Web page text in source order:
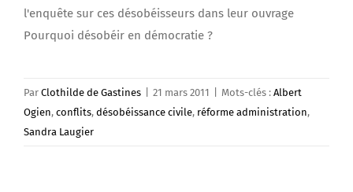
l'enquête sur ces désobéisseurs dans leur ouvrage
Pourquoi désobéir en démocratie ?
Par Clothilde de Gastines 21 mars 2011 Mots-clés : Albert
Ogien, conflits, désobéissance civile, réforme administration,
Sandra Laugier